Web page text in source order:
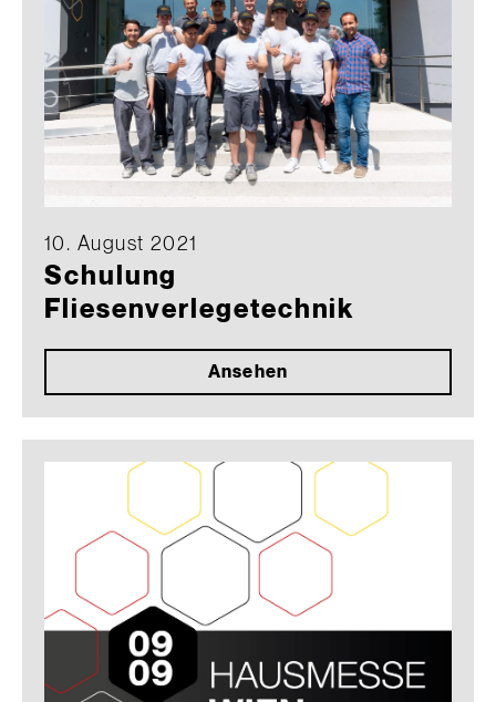
10. August 2021
Schulung
Fliesenverlegetechnik
Ansehen